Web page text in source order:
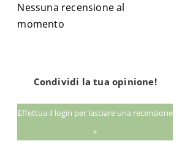
Nessuna recensione al
momento
Condividi la tua opinione!
Effettua il login per lasciare una recensione
»